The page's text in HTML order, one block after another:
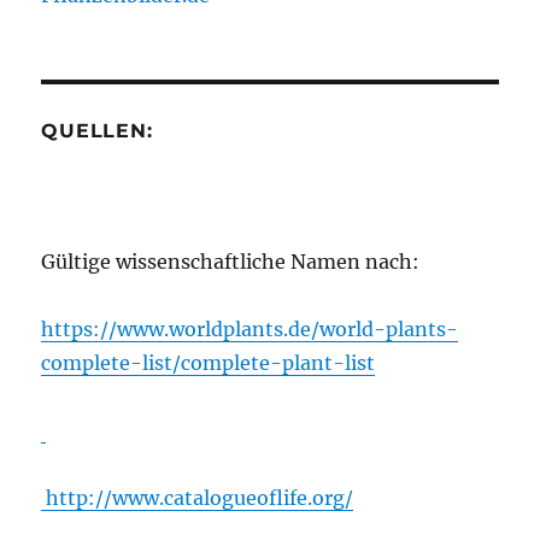
QUELLEN:
Gültige wissenschaftliche Namen nach:
https://www.worldplants.de/world-plants-
complete-list/complete-plant-list
http://www.catalogueoflife.org/